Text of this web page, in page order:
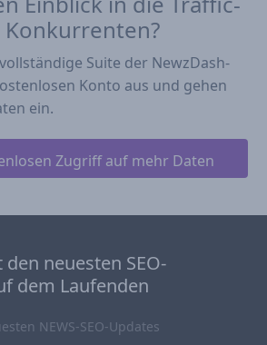
Suite der NewzDash-
Konto aus und gehen
ein.
Zugriff auf mehr Daten
neuesten SEO-
dem Laufenden
NEWS-SEO-Updates